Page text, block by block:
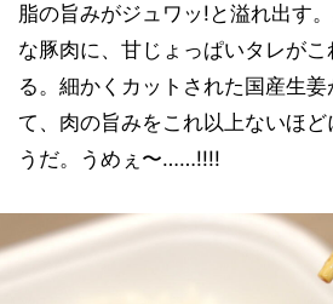
脂の旨みがジュワッ!と溢れ出す
な豚肉に、甘じょっぱいタレが
る。細かくカットされた国産生
て、肉の旨みをこれ以上ないほど
うだ。うめぇ〜……!!!!